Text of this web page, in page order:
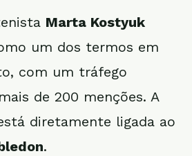
Marta Kostyuk
um dos termos em
com um tráfego
de 200 menções. A
diretamente ligada ao
.